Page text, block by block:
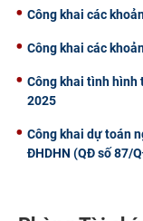
Công khai các
Công khai các
Công khai tình hình
2025
Công khai dự toán
ĐHDHN (QĐ số 87/